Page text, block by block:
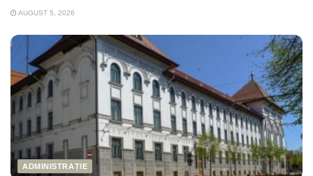
AUGUST 5, 2026
ADMINISTRAȚIE